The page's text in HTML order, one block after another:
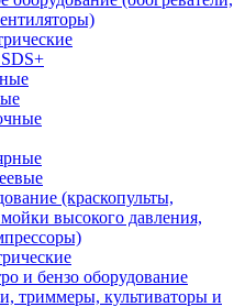
(краскопульты,
высокого давления,
и бензо оборудование
триммеры, культиваторы и